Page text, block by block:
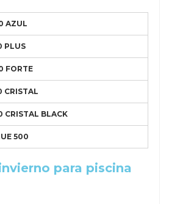
AZUL
PLUS
FORTE
BLACK
500
para piscina